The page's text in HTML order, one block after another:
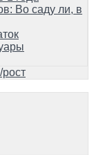
Во саду ли, в